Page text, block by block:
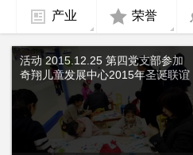
产业 荣誉
活动 2015.12.25 第四党支部参加
奇翔儿童发展中心2015年圣诞联谊